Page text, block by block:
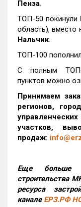
Пенза.
ТОП-50 покинули
область), вместо
Нальчик.
ТОП-100
С полным ТОП-
пунктов можно
Принимаем
регионов,
участков,
продаж:
Еще больше
строительства
ресурса
канале ЕРЗ.РФ